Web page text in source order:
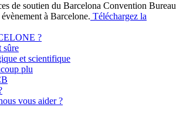
de soutien du Barcelona Convention Bureau
à Barcelone. Téléchargez la
?
sûre
et scientifique
plu
vous aider ?